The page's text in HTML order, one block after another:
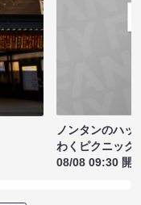
ノンタンのハッ
わくピクニック
08/08 09:30 開